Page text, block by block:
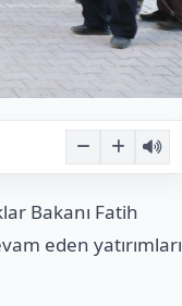
Bakanı Fatih
eden yatırımları